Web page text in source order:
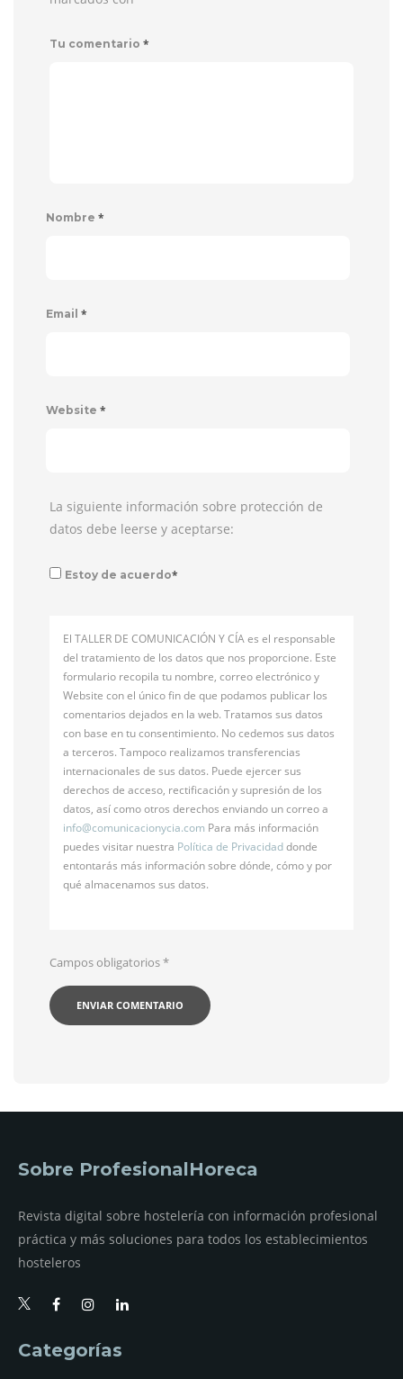
Tu comentario *
Nombre *
Email *
Website *
La siguiente información sobre protección de
datos debe leerse y aceptarse:
Estoy de acuerdo*
El TALLER DE COMUNICACIÓN Y CÍA es el responsable
del tratamiento de los datos que nos proporcione. Este
formulario recopila tu nombre, correo electrónico y
Website con el único fin de que podamos publicar los
comentarios dejados en la web. Tratamos sus datos
con base en tu consentimiento. No cedemos sus datos
a terceros. Tampoco realizamos transferencias
internacionales de sus datos. Puede ejercer sus
derechos de acceso, rectificación y supresión de los
datos, así como otros derechos enviando un correo a
info@comunicacionycia.com Para más información
puedes visitar nuestra Política de Privacidaddonde
entontarás más información sobre dónde, cómo y por
qué almacenamos sus datos.
Campos obligatorios*
Sobre ProfesionalHoreca
Revista digital sobre hostelería con información profesional
práctica y más soluciones para todos los establecimientos
hosteleros
Categorías